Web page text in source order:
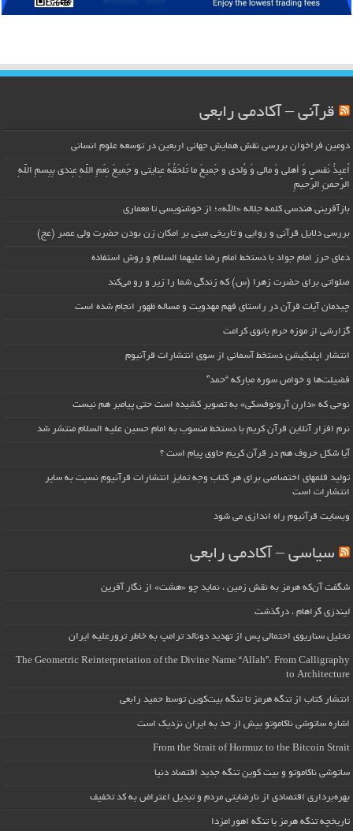
قرآنی – آکادمی رابعی
دومین فراخوان بررسی نقش همایش جهانی اربعین در توسعه علوم انسانی
اُعیذُ نَفسی وَ أهلی وَ مالی وَ وُلدی و جَمیعَ ما تَلحَقُهُ عِنایتی و جَمیعَ نِعَمِ اللّهِ عِندی بِبِسمِ اللّهِ
الرَّحمنِ الرَّحیمِ
بازآفرینی هندسی کلمه جلاله «الله»؛ از خوشنویسی تا معماری
بررسی دلایل قرآنی و روایی و تاریخی مبنی بر امکان زن بودن حضرت ولی عصر (عج)
دعای حرز امام جواد با دستخط امام رضا علیهما السلام و روش استفاده
صلواتی برای حضرت زهرا (س) که زندگی شما را زیر و رو می‌کند
چیدمان آیات قرآن در راستای فهم مهدویت و مساله ظهور انجام شده است
گزارشی از موزه حرم بانوی کرامت
انتشار اپلیکیشن دستخط آسمانی از سوی انتشارات قرآنیوم
فضیلت‌ها و خواص سوره مبارکه “حمد”
نوحی که «دارِن آرونوفسکی» به تصویر کشیده است حتی پیامبر هم نیست
نرم افزار آنلاین قرآن کریم با دستخط منسوب به امام حسین علیه السلام منتشر شد
آیا شکل حروف هم در قرآن کریم حاوی پیام است ؟
تولید قلمهای اختصاصی برای هر کتاب وجه تمایز انتشارات قرآنیوم نسبت به سایر
انتشارات است
وبسایت قرآنیوم راه اندازی می شود
سیاسی – آکادمی رابعی
شگفت آن‌که هرمز به نقش زمین ، نماید چو «هشت» از نگار آفرین
لیندزی گراهام ، درگذشت
تحلیل سناریوی احتمالی پس از تهدید دونالد ترامپ به خاطر ترورعلیه ایران
The Geometric Reinterpretation of the Divine Name “Allah”: From Calligraphy
to Architecture
انتشار کتاب از تنگه هرمز تا تنگه بیت‌کوین توسط حمید رابعی
اشاره ساتوشی ناکاموتو بیش از حد به ایران نزدیک است
From the Strait of Hormuz to the Bitcoin Strait
ساتوشی ناکاموتو و بیت کوین تنگه جدید اقتصاد دنیا
بهره‌برداری اقتصادی از نارضایتی مردم و تبدیل اعتراض به کد تخفیف
تاریخچه تنگه هرمز یا تنگه اهورامزدا